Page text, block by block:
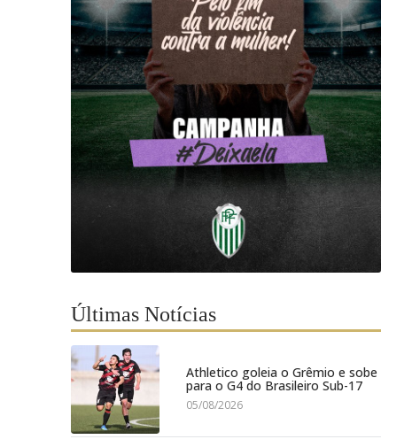
Últimas Notícias
Athletico goleia o Grêmio e sobe
para o G4 do Brasileiro Sub-17
05/08/2026